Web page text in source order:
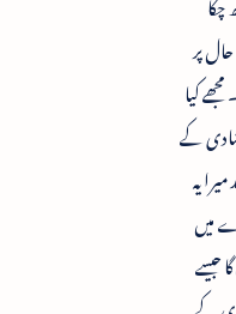
پر
کیا
شادی کے
یہ
میں
جیسے